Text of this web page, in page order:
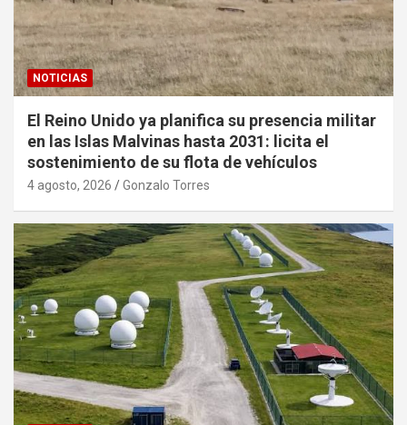
NOTICIAS
El Reino Unido ya planifica su presencia militar
en las Islas Malvinas hasta 2031: licita el
sostenimiento de su flota de vehículos
4 agosto, 2026 Gonzalo Torres